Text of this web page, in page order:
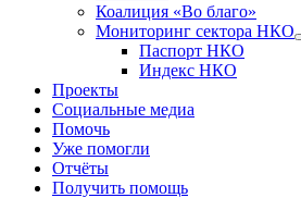
Коалиция «Во благо»
Мониторинг сектора НКО
Паспорт НКО
Индекс НКО
Проекты
Социальные медиа
Помочь
Уже помогли
Отчёты
Получить помощь